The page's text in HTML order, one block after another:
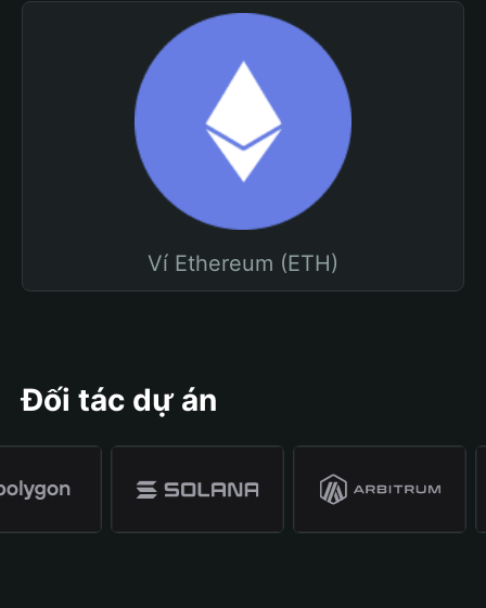
Ví Ethereum (ETH)
Đối tác dự án